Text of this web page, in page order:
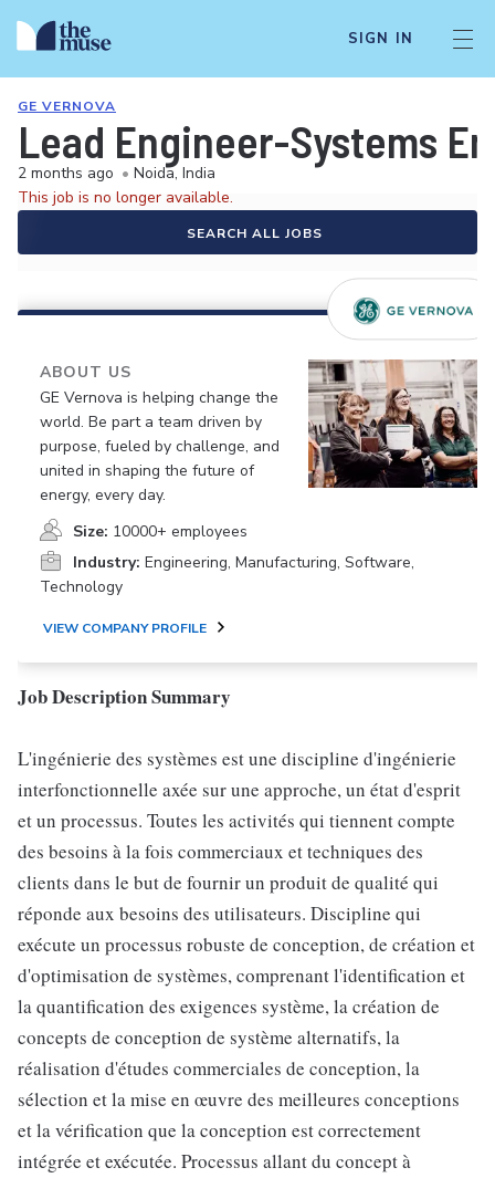
SIGN IN
GE VERNOVA
Lead Engineer-Systems
2 months ago • Noida, India
This job is no longer available.
SEARCH ALL JOBS
ABOUT US
GE Vernova is helping change the
world. Be part a team driven by
purpose, fueled by challenge, and
united in shaping the future of
energy, every day.
Size: 10000+ employees
Industry: Engineering, Manufacturing, Software,
Technology
VIEW COMPANY PROFILE
Job Description Summary
L'ingénierie des systèmes est une discipline d'ingénierie
interfonctionnelle axée sur une approche, un état d'esprit
et un processus. Toutes les activités qui tiennent compte
des besoins à la fois commerciaux et techniques des
clients dans le but de fournir un produit de qualité qui
réponde aux besoins des utilisateurs. Discipline qui
exécute un processus robuste de conception, de création et
d'optimisation de systèmes, comprenant l'identification et
la quantification des exigences système, la création de
concepts de conception de système alternatifs, la
réalisation d'études commerciales de conception, la
sélection et la mise en œuvre des meilleures conceptions
et la vérification que la conception est correctement
intégrée et exécutée. Processus allant du concept à